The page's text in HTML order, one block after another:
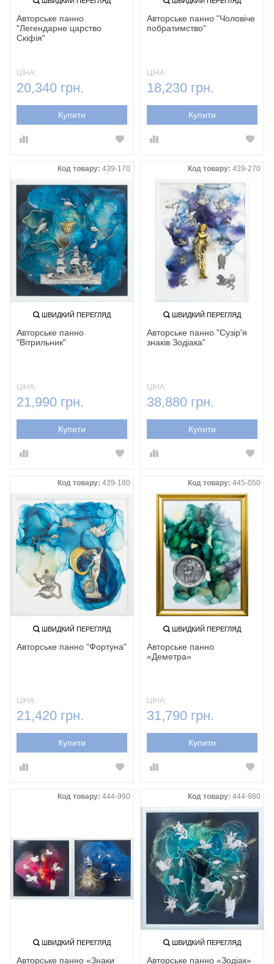
Авторське панно
"Легендарне царство
Скіфія"
ЦІНА:
20,340 грн.
Купити
Авторське панно "Чоловіче
побратимство"
ЦІНА:
18,230 грн.
Купити
Код товару: 439-170
ШВИДКИЙ ПЕРЕГЛЯД
Авторське панно
"Вітрильник"
ЦІНА:
21,990 грн.
Купити
Код товару: 439-270
ШВИДКИЙ ПЕРЕГЛЯД
Авторське панно "Сузір'я
знаків Зодіака"
ЦІНА:
38,880 грн.
Купити
Код товару: 439-180
ШВИДКИЙ ПЕРЕГЛЯД
Авторське панно "Фортуна"
ЦІНА:
21,420 грн.
Купити
Код товару: 445-050
ШВИДКИЙ ПЕРЕГЛЯД
Авторське панно
«Деметра»
ЦІНА:
31,790 грн.
Купити
Код товару: 444-990
ШВИДКИЙ ПЕРЕГЛЯД
Авторське панно «Знаки
Код товару: 444-980
ШВИДКИЙ ПЕРЕГЛЯД
Авторське панно «Зодіак»